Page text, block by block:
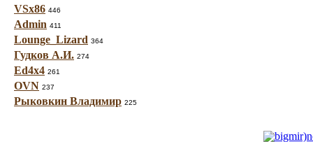
VSx86 446
Admin 411
Lounge_Lizard 364
Гудков А.И. 274
Ed4x4 261
OVN 237
Рыковкин Владимир 225